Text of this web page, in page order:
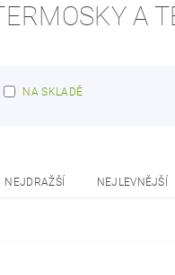
A
NA SKLADĚ
NEJDRAŽŠÍ NEJLEVNĚJŠÍ